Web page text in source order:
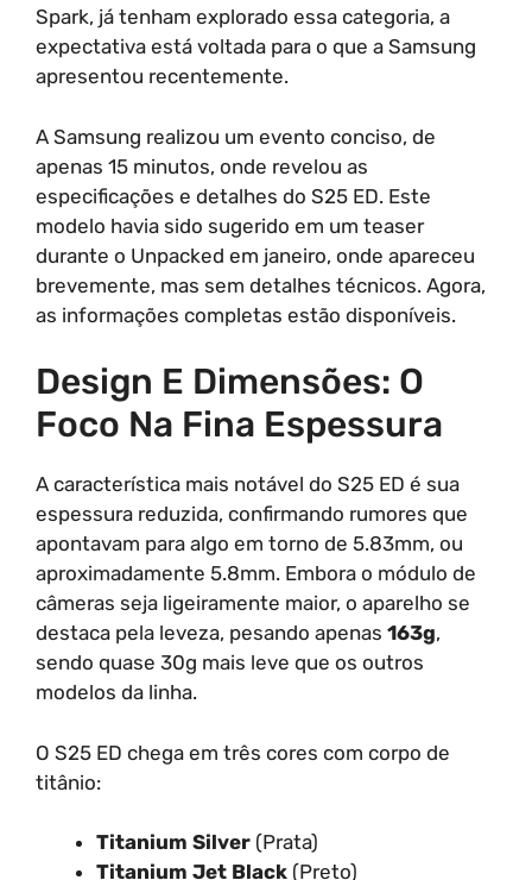
Spark, já tenham explorado essa categoria, a
expectativa está voltada para o que a Samsung
apresentou recentemente.
A Samsung realizou um evento conciso, de
apenas 15 minutos, onde revelou as
especificações e detalhes do S25 ED. Este
modelo havia sido sugerido em um teaser
durante o Unpacked em janeiro, onde apareceu
brevemente, mas sem detalhes técnicos. Agora,
as informações completas estão disponíveis.
Design E Dimensões: O
Foco Na Fina Espessura
A característica mais notável do S25 ED é sua
espessura reduzida, confirmando rumores que
apontavam para algo em torno de 5.83mm, ou
aproximadamente 5.8mm. Embora o módulo de
câmeras seja ligeiramente maior, o aparelho se
destaca pela leveza, pesando apenas 163g,
sendo quase 30g mais leve que os outros
modelos da linha.
O S25 ED chega em três cores com corpo de
titânio:
Titanium Silver (Prata)
Titanium Jet Black (Preto)